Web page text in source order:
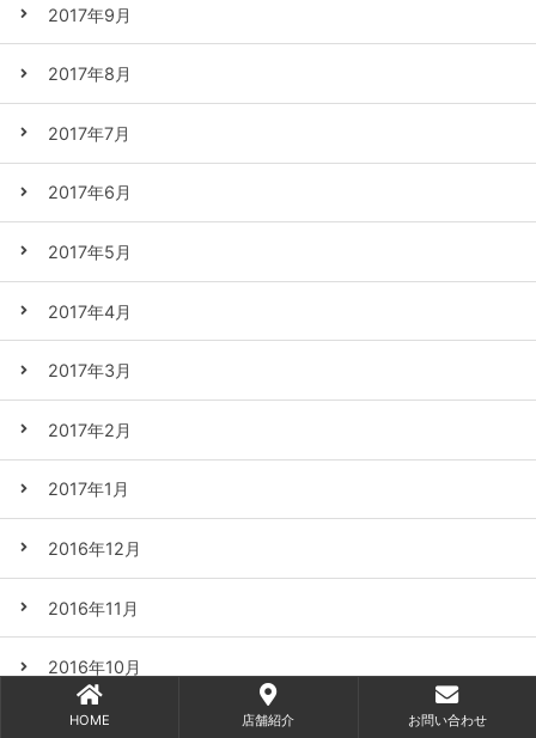
2017年9月
2017年8月
2017年7月
2017年6月
2017年5月
2017年4月
2017年3月
2017年2月
2017年1月
2016年12月
2016年11月
2016年10月
2016年9月
HOME 店舗紹介 お問い合わせ